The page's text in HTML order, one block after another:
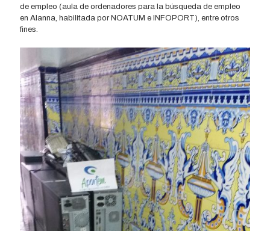
de empleo (aula de ordenadores para la búsqueda de empleo
en Alanna, habilitada por NOATUM e INFOPORT), entre otros
fines.